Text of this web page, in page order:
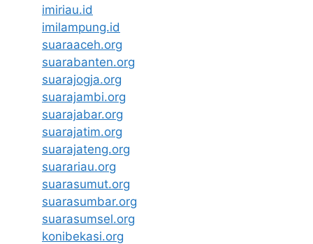
imiriau.id
imilampung.id
suaraaceh.org
suarabanten.org
suarajogja.org
suarajambi.org
suarajabar.org
suarajatim.org
suarajateng.org
suarariau.org
suarasumut.org
suarasumbar.org
suarasumsel.org
konibekasi.org